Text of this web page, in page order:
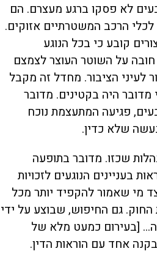
לא פסקו ברגע מעצרם. הם
הרכב המשטרתיים אזוקים.
קובע כי בכל הנוגע
חובה על השוטר העוצר לצמצם
לעיני הציבור. מחדל זה מקבל
היה בקטינים. מדובר
פגיעה המתעצמת נוכח
שלא כדין.
שכזו. מדובר בתופעה
בעניינים הנוגעים לזכויות
מי שאמור להקפיד יותר מכל
החוק. גם החיפוש, שבוצע על ידי
[בעירום כמעט מלא של
אחד עם הוראות הדין.